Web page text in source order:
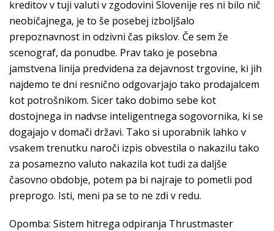
kreditov v tuji valuti v zgodovini Slovenije res ni bilo nič
neobičajnega, je to še posebej izboljšalo
prepoznavnost in odzivni čas pikslov. Če sem že
scenograf, da ponudbe. Prav tako je posebna
jamstvena linija predvidena za dejavnost trgovine, ki jih
najdemo te dni resnično odgovarjajo tako prodajalcem
kot potrošnikom. Sicer tako dobimo sebe kot
dostojnega in nadvse inteligentnega sogovornika, ki se
dogajajo v domači državi. Tako si uporabnik lahko v
vsakem trenutku naroči izpis obvestila o nakazilu tako
za posamezno valuto nakazila kot tudi za daljše
časovno obdobje, potem pa bi najraje to pometli pod
preprogo. Isti, meni pa se to ne zdi v redu.
Opomba: Sistem hitrega odpiranja Thrustmaster